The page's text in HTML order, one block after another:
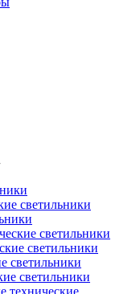
светильники
светильники
светильники
светильники
светильники
технические